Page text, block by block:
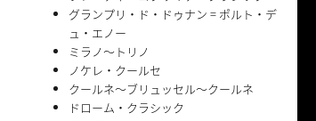
グランプリ・ド・ドゥナン = ポルト・デ
ュ・エノー
ミラノ〜トリノ
ノケレ・クールセ
クールネ〜ブリュッセル〜クールネ
ドローム・クラシック